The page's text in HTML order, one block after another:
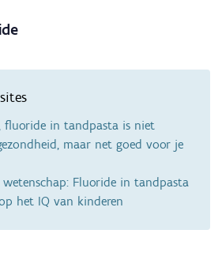
fluoride in tandpasta is niet
maar net goed voor je
wetenschap: Fluoride in tandpasta
het IQ van kinderen